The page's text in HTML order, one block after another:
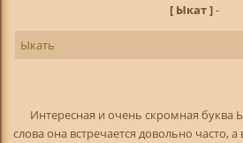
[ Ыкат ]-
Ыкать
Интересная и очень скромная буква
слова она встречается довольно часто,